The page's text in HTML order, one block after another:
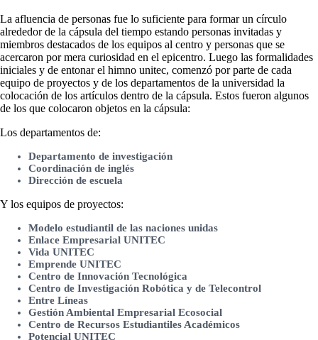
La afluencia de personas fue lo suficiente para formar un círculo
alrededor de la cápsula del tiempo estando personas invitadas y
miembros destacados de los equipos al centro y personas que se
acercaron por mera curiosidad en el epicentro. Luego las formalidades
iniciales y de entonar el himno unitec, comenzó por parte de cada
equipo de proyectos y de los departamentos de la universidad la
colocación de los artículos dentro de la cápsula. Estos fueron algunos
de los que colocaron objetos en la cápsula:
Los departamentos de:
Departamento de investigación
Coordinación de inglés
Dirección de escuela
Y los equipos de proyectos:
Modelo estudiantil de las naciones unidas
Enlace Empresarial UNITEC
Vida UNITEC
Emprende UNITEC
Centro de Innovación Tecnológica
Centro de Investigación Robótica y de Telecontrol
Entre Líneas
Gestión Ambiental Empresarial Ecosocial
Centro de Recursos Estudiantiles Académicos
Potencial UNITEC